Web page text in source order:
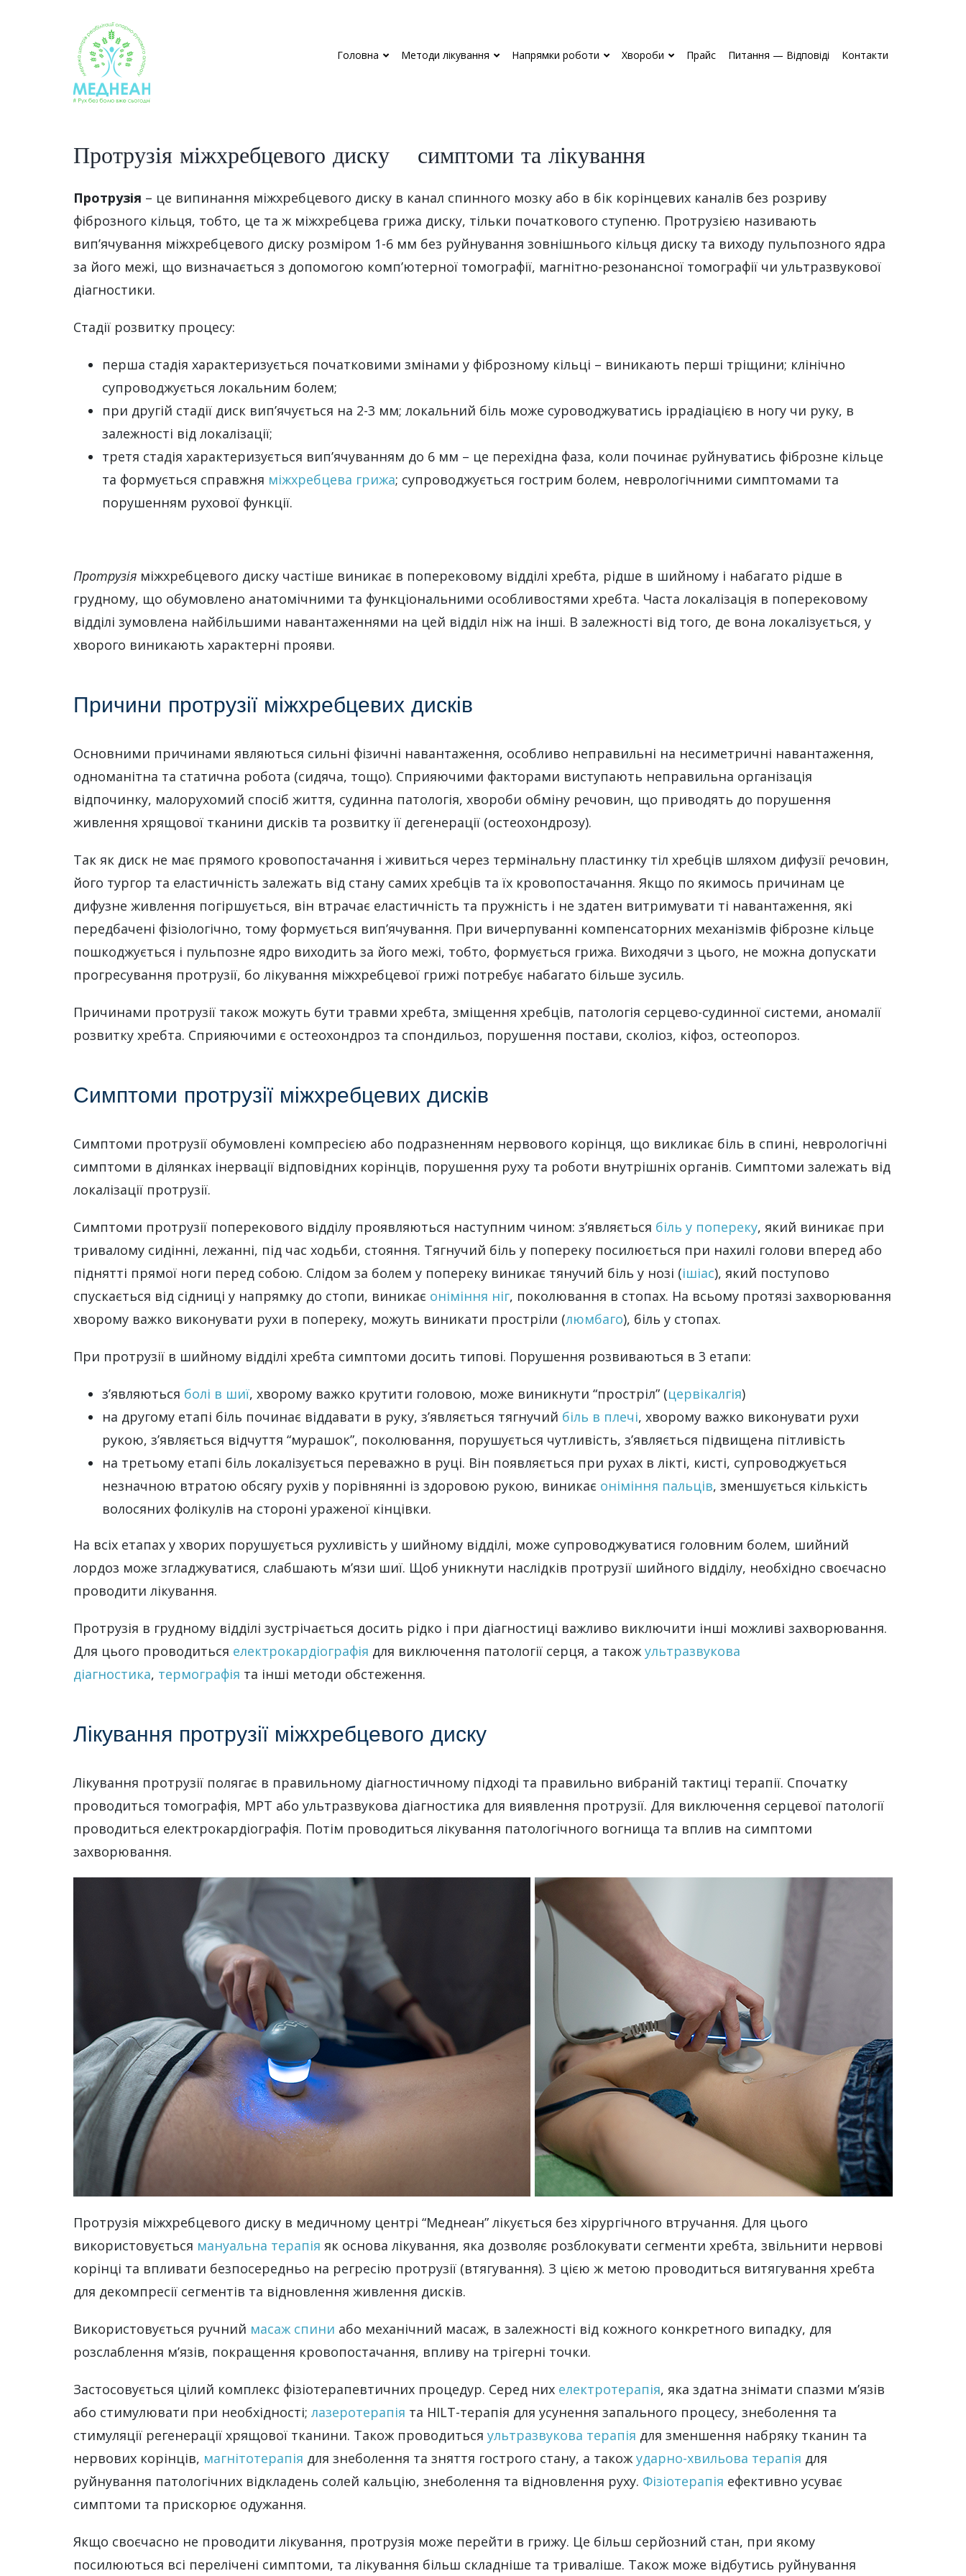
Головна Методи лікування Напрямки роботи Хвороби Прайс Питання — Відповіді Контакти
Протрузія міжхребцевого диску – симптоми та лікування
Протрузія – це випинання міжхребцевого диску в канал спинного мозку або в бік корінцевих каналів без розриву
фіброзного кільця, тобто, це та ж міжхребцева грижа диску, тільки початкового ступеню. Протрузією називають
вип’ячування міжхребцевого диску розміром 1-6 мм без руйнування зовнішнього кільця диску та виходу пульпозного ядра
за його межі, що визначається з допомогою комп’ютерної томографії, магнітно-резонансної томографії чи ультразвукової
діагностики.
Стадії розвитку процесу:
перша стадія характеризується початковими змінами у фіброзному кільці – виникають перші тріщини; клінічно
супроводжується локальним болем;
при другій стадії диск вип’ячується на 2-3 мм; локальний біль може суроводжуватись іррадіацією в ногу чи руку, в
залежності від локалізації;
третя стадія характеризується вип’ячуванням до 6 мм – це перехідна фаза, коли починає руйнуватись фіброзне кільце
та формується справжня міжхребцева грижа; супроводжується гострим болем, неврологічними симптомами та
порушенням рухової функції.
Протрузія міжхребцевого диску частіше виникає в поперековому відділі хребта, рідше в шийному і набагато рідше в
грудному, що обумовлено анатомічними та функціональними особливостями хребта. Часта локалізація в поперековому
відділі зумовлена найбільшими навантаженнями на цей відділ ніж на інші. В залежності від того, де вона локалізується, у
хворого виникають характерні прояви.
Причини протрузії міжхребцевих дисків
Основними причинами являються сильні фізичні навантаження, особливо неправильні на несиметричні навантаження,
одноманітна та статична робота (сидяча, тощо). Сприяючими факторами виступають неправильна організація
відпочинку, малорухомий спосіб життя, судинна патологія, хвороби обміну речовин, що приводять до порушення
живлення хрящової тканини дисків та розвитку її дегенерації (остеохондрозу).
Так як диск не має прямого кровопостачання і живиться через термінальну пластинку тіл хребців шляхом дифузії речовин,
його тургор та еластичність залежать від стану самих хребців та їх кровопостачання. Якщо по якимось причинам це
дифузне живлення погіршується, він втрачає еластичність та пружність і не здатен витримувати ті навантаження, які
передбачені фізіологічно, тому формується вип’ячування. При вичерпуванні компенсаторних механізмів фіброзне кільце
пошкоджується і пульпозне ядро виходить за його межі, тобто, формується грижа. Виходячи з цього, не можна допускати
прогресування протрузії, бо лікування міжхребцевої грижі потребує набагато більше зусиль.
Причинами протрузії також можуть бути травми хребта, зміщення хребців, патологія серцево-судинної системи, аномалії
розвитку хребта. Сприяючими є остеохондроз та спондильоз, порушення постави, сколіоз, кіфоз, остеопороз.
Симптоми протрузії міжхребцевих дисків
Симптоми протрузії обумовлені компресією або подразненням нервового корінця, що викликає біль в спині, неврологічні
симптоми в ділянках інервації відповідних корінців, порушення руху та роботи внутрішніх органів. Симптоми залежать від
локалізації протрузії.
Симптоми протрузії поперекового відділу проявляються наступним чином: з’являється біль у попереку, який виникає при
тривалому сидінні, лежанні, під час ходьби, стояння. Тягнучий біль у попереку посилюється при нахилі голови вперед або
піднятті прямої ноги перед собою. Слідом за болем у попереку виникає тянучий біль у нозі (ішіас), який поступово
спускається від сідниці у напрямку до стопи, виникає оніміння ніг, поколювання в стопах. На всьому протязі захворювання
хворому важко виконувати рухи в попереку, можуть виникати простріли (люмбаго), біль у стопах.
При протрузії в шийному відділі хребта симптоми досить типові. Порушення розвиваються в 3 етапи:
з’являються болі в шиї, хворому важко крутити головою, може виникнути “простріл” (цервікалгія)
на другому етапі біль починає віддавати в руку, з’являється тягнучий біль в плечі, хворому важко виконувати рухи
рукою, з’являється відчуття “мурашок”, поколювання, порушується чутливість, з’являється підвищена пітливість
на третьому етапі біль локалізується переважно в руці. Він появляється при рухах в лікті, кисті, супроводжується
незначною втратою обсягу рухів у порівнянні із здоровою рукою, виникає оніміння пальців, зменшується кількість
волосяних фолікулів на стороні ураженої кінцівки.
На всіх етапах у хворих порушується рухливість у шийному відділі, може супроводжуватися головним болем, шийний
лордоз може згладжуватися, слабшають м’язи шиї. Щоб уникнути наслідків протрузії шийного відділу, необхідно своєчасно
проводити лікування.
Протрузія в грудному відділі зустрічається досить рідко і при діагностиці важливо виключити інші можливі захворювання.
Для цього проводиться електрокардіографія для виключення патології серця, а також ультразвукова
діагностика, термографія та інші методи обстеження.
Лікування протрузії міжхребцевого диску
Лікування протрузії полягає в правильному діагностичному підході та правильно вибраній тактиці терапії. Спочатку
проводиться томографія, МРТ або ультразвукова діагностика для виявлення протрузії. Для виключення серцевої патології
проводиться електрокардіографія. Потім проводиться лікування патологічного вогнища та вплив на симптоми
захворювання.
Протрузія міжхребцевого диску в медичному центрі “Меднеан” лікується без хірургічного втручання. Для цього
використовується мануальна терапія як основа лікування, яка дозволяє розблокувати сегменти хребта, звільнити нервові
корінці та впливати безпосередньо на регресію протрузії (втягування). З цією ж метою проводиться витягування хребта
для декомпресії сегментів та відновлення живлення дисків.
Використовується ручний масаж спини або механічний масаж, в залежності від кожного конкретного випадку, для
розслаблення м’язів, покращення кровопостачання, впливу на трігерні точки.
Застосовується цілий комплекс фізіотерапевтичних процедур. Серед них електротерапія, яка здатна знімати спазми м’язів
або стимулювати при необхідності; лазеротерапія та HILT-терапія для усунення запального процесу, знеболення та
стимуляції регенерації хрящової тканини. Також проводиться ультразвукова терапія для зменшення набряку тканин та
нервових корінців, магнітотерапія для знеболення та зняття гострого стану, а також ударно-хвильова терапія для
руйнування патологічних відкладень солей кальцію, знеболення та відновлення руху. Фізіотерапія ефективно усуває
симптоми та прискорює одужання.
Якщо своєчасно не проводити лікування, протрузія може перейти в грижу. Це більш серйозний стан, при якому
посилюються всі перелічені симптоми, та лікування більш складніше та триваліше. Також може відбутись руйнування